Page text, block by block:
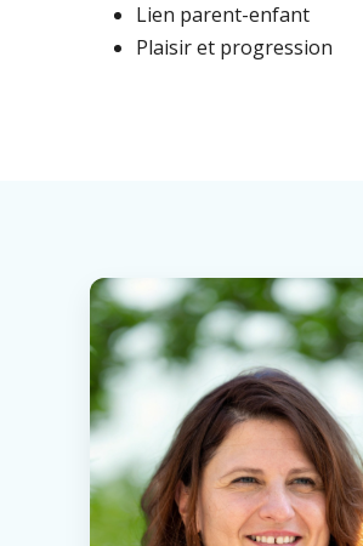
Lien parent-enfant
Plaisir et progression